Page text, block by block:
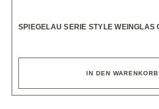
SPIEGELAU SERIE STYLE WEINGLAS
IN DEN